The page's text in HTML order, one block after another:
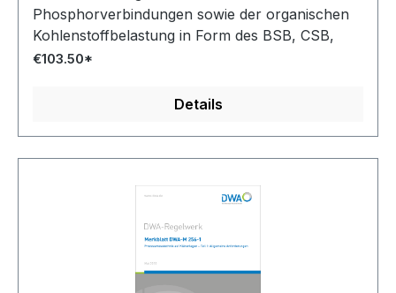
Phosphorverbindungen sowie der organischen
Kohlenstoffbelastung in Form des BSB, CSB,
TOC, DOC und SAK. Darüber hinaus enthält es
Qualitätssicherung und Dokumentation der
€103.50*
Details